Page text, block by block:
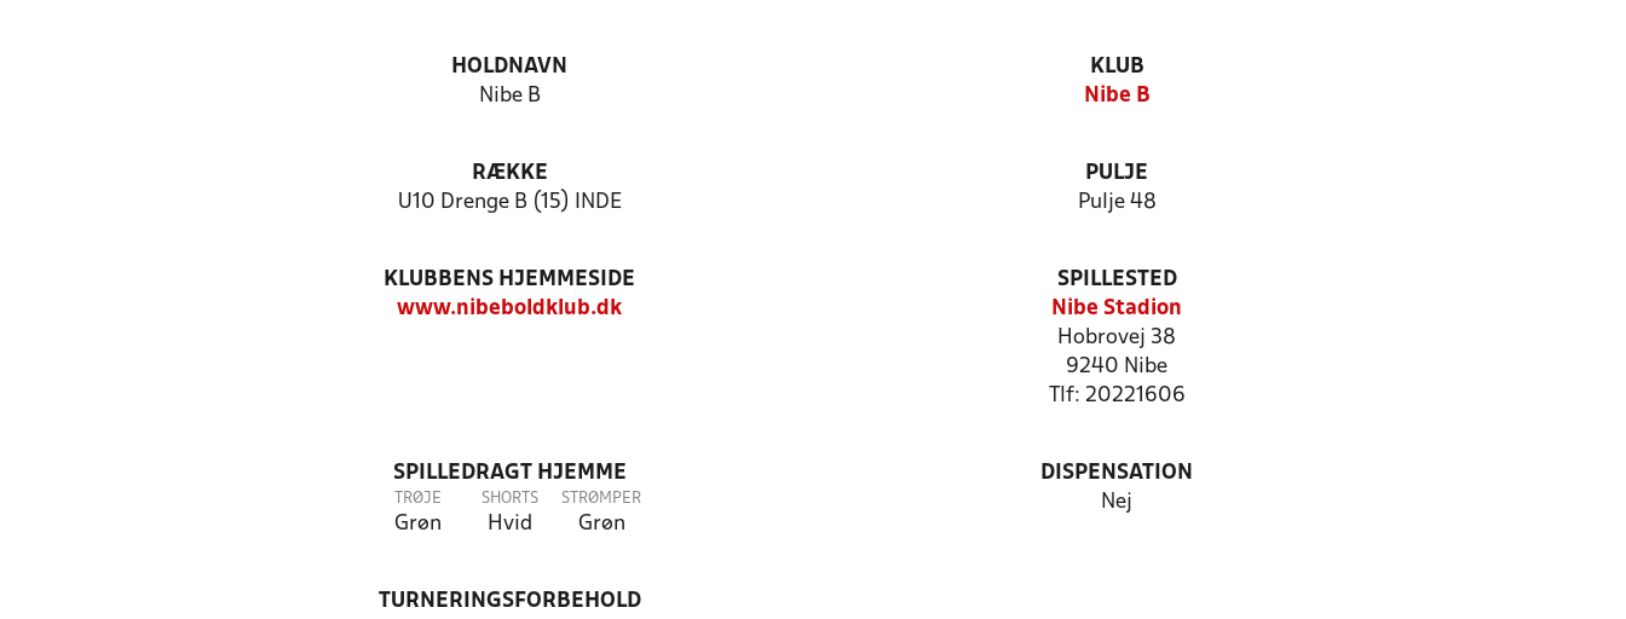
HOLDNAVN
Nibe B
KLUB
Nibe B
RÆKKE
U10 Drenge B (15) INDE
PULJE
Pulje 48
KLUBBENS HJEMMESIDE
www.nibeboldklub.dk
SPILLESTED
Nibe Stadion
Hobrovej 38
9240 Nibe
Tlf: 20221606
SPILLEDRAGT HJEMME
TRØJE
Grøn
SHORTS
Hvid
STRØMPER
Grøn
DISPENSATION
Nej
TURNERINGSFORBEHOLD